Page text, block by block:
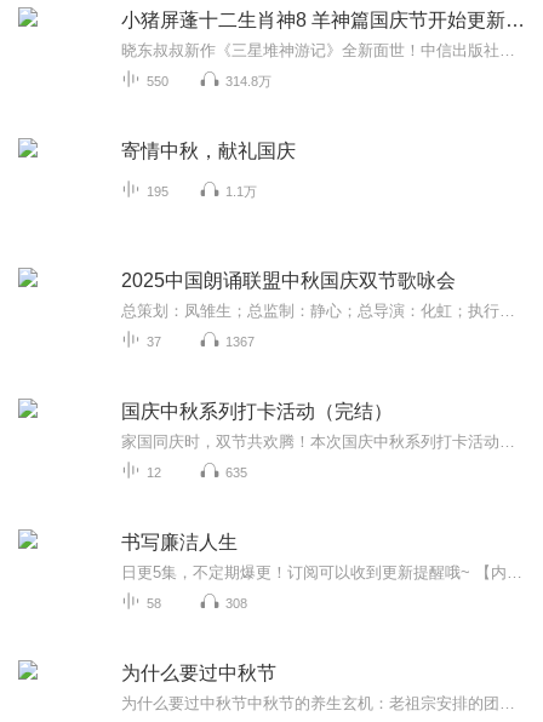
小猪屏蓬十二生肖神8 羊神篇国庆节开始更新啦！
550 314.8万
寄情中秋，献礼国庆
195 1.1万
2025中国朗诵联盟中秋国庆双节歌咏会
37 1367
国庆中秋系列打卡活动（完结）
12 635
书写廉洁人生
58 308
为什么要过中秋节